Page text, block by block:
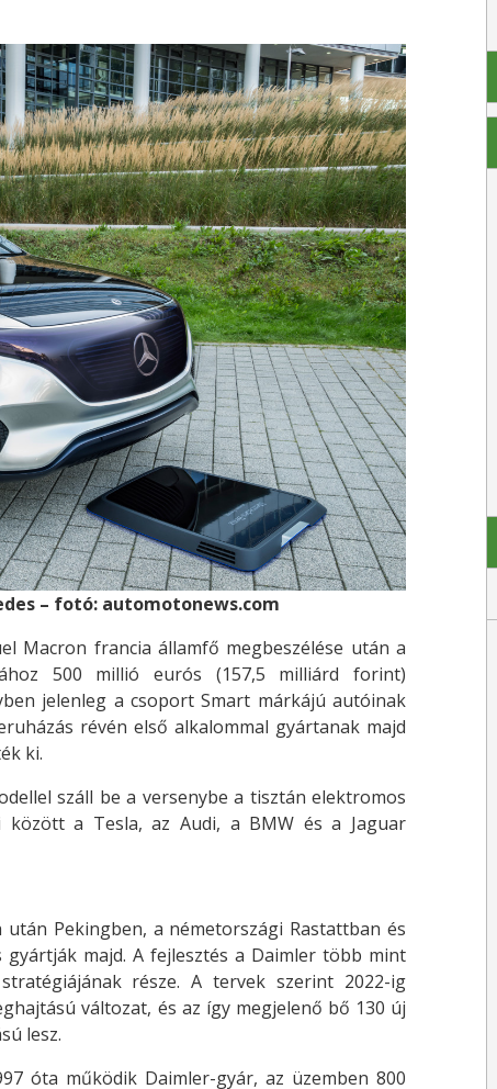
– fotó: automotonews.com
Macron francia államfő megbeszélése után a
500 millió eurós (157,5 milliárd forint)
jelenleg a csoport Smart márkájú autóinak
révén első alkalommal gyártanak majd
ki.
száll be a versenybe a tisztán elektromos
között a Tesla, az Audi, a BMW és a Jaguar
Pekingben, a németországi Rastattban és
majd. A fejlesztés a Daimler több mint
része. A tervek szerint 2022-ig
változat, és az így megjelenő bő 130 új
lesz.
óta működik Daimler-gyár, az üzemben 800